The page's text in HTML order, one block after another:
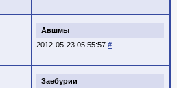
Авшмы
2012-05-23 05:55:57 #
Заебурии